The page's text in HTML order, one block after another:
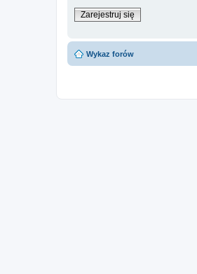
Zarejestruj się
Wykaz forów